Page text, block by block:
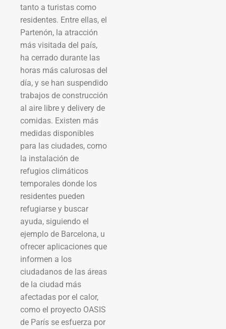
tanto a turistas como
residentes. Entre ellas, el
Partenón, la atracción
más visitada del país,
ha cerrado durante las
horas más calurosas del
día, y se han suspendido
trabajos de construcción
al aire libre y delivery de
comidas. Existen más
medidas disponibles
para las ciudades, como
la instalación de
refugios climáticos
temporales donde los
residentes pueden
refugiarse y buscar
ayuda, siguiendo el
ejemplo de Barcelona, u
ofrecer aplicaciones que
informen a los
ciudadanos de las áreas
de la ciudad más
afectadas por el calor,
como el proyecto OASIS
de París se esfuerza por